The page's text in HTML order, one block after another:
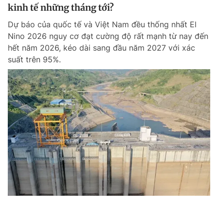
Chuyên mục khác
Chào ngày mới
Tin thị trường Tin 360
Video Magazine
Sản phẩm khác
Tiện ích Bạn cần biết
Đổi mật khẩu
Tin đã lưu
Tin đã xem
Đăng xuất
kinh tế những tháng tới?
Dự báo của quốc tế và Việt Nam đều thống nhất El
Nino 2026 nguy cơ đạt cường độ rất mạnh từ nay đến
hết năm 2026, kéo dài sang đầu năm 2027 với xác
suất trên 95%.